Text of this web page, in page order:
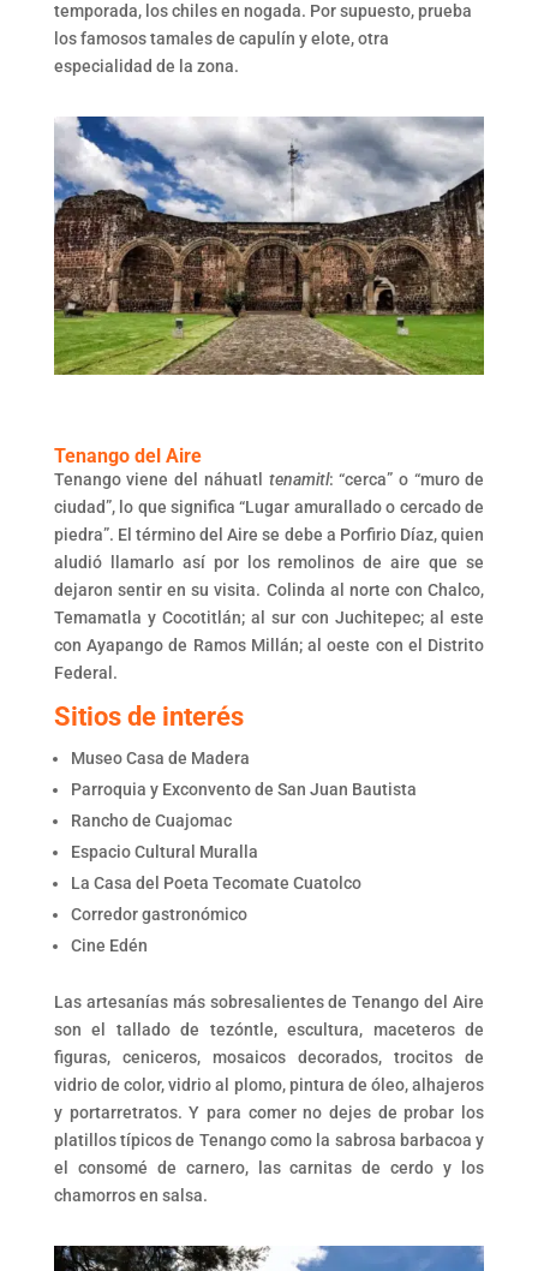
temporada, los chiles en nogada. Por supuesto, prueba
los famosos tamales de capulín y elote, otra
especialidad de la zona.
Tenango del Aire
Tenango viene del náhuatl tenamitl: “cerca” o “muro de
ciudad”, lo que significa “Lugar amurallado o cercado de
piedra”. El término del Aire se debe a Porfirio Díaz, quien
aludió llamarlo así por los remolinos de aire que se
dejaron sentir en su visita. Colinda al norte con Chalco,
Temamatla y Cocotitlán; al sur con Juchitepec; al este
con Ayapango de Ramos Millán; al oeste con el Distrito
Federal.
Sitios de interés
Museo Casa de Madera
Parroquia y Exconvento de San Juan Bautista
Rancho de Cuajomac
Espacio Cultural Muralla
La Casa del Poeta Tecomate Cuatolco
Corredor gastronómico
Cine Edén
Las artesanías más sobresalientes de Tenango del Aire
son el tallado de tezóntle, escultura, maceteros de
figuras, ceniceros, mosaicos decorados, trocitos de
vidrio de color, vidrio al plomo, pintura de óleo, alhajeros
y portarretratos. Y para comer no dejes de probar los
platillos típicos de Tenango como la sabrosa barbacoa y
el consomé de carnero, las carnitas de cerdo y los
chamorros en salsa.